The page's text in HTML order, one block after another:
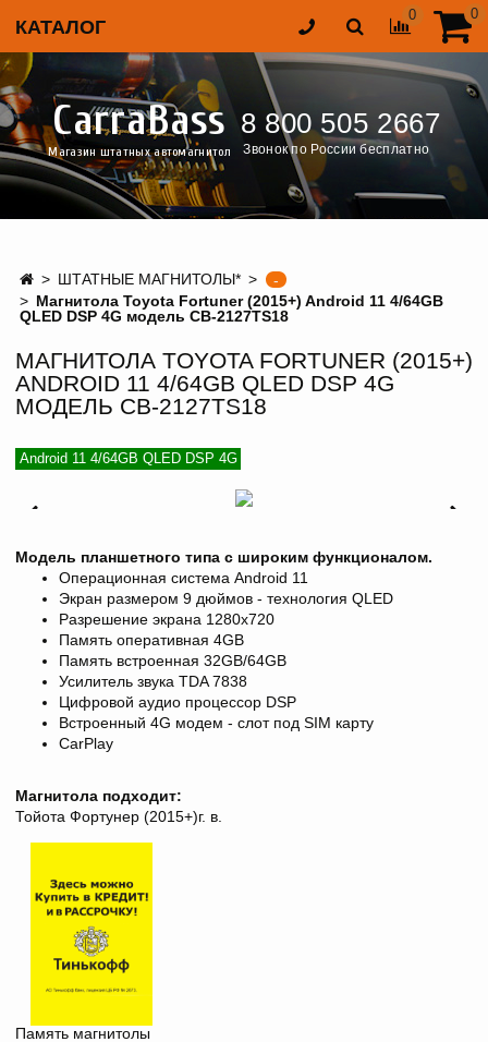
КАТАЛОГ
0 0
CarraBass
Магазин штатных автомагнитол
8 800 505 2667
Звонок по России бесплатно
ШТАТНЫЕ МАГНИТОЛЫ*
-
Магнитола Toyota Fortuner (2015+) Android 11 4/64GB
QLED DSP 4G модель CB-2127TS18
МАГНИТОЛА TOYOTA FORTUNER (2015+)
ANDROID 11 4/64GB QLED DSP 4G
МОДЕЛЬ CB-2127TS18
Android 11 4/64GB QLED DSP 4G
Модель планшетного типа с широким функционалом.
Операционная система Android 11
Экран размером 9 дюймов - технология QLED
Разрешение экрана 1280х720
Память оперативная 4GB
Память встроенная 32GB/64GB
Усилитель звука TDA 7838
Цифровой аудио процессор DSP
Встроенный 4G модем - слот под SIM карту
CarPlay
Магнитола подходит:
Тойота Фортунер (2015+)г. в.
Память магнитолы